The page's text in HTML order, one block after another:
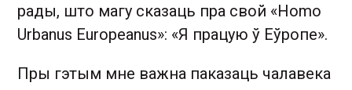
рады, што магу сказаць пра свой «Homo
Urbanus Europeanus»: «Я працую ў Еўропе».
Пры гэтым мне важна паказаць чалавека